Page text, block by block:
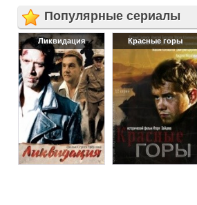
Популярные сериалы
Ликвидация Красные горы